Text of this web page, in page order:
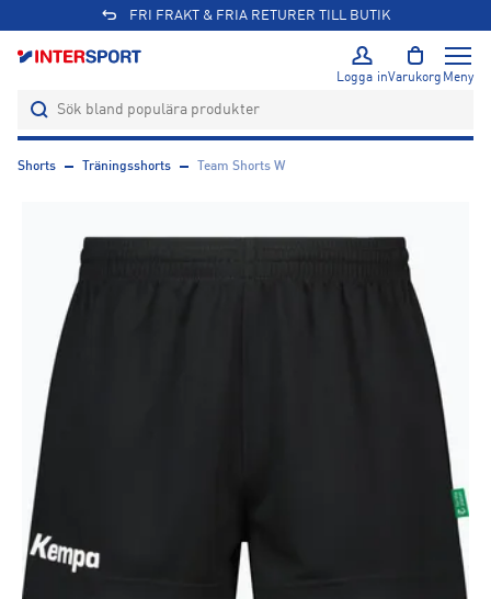
FRI FRAKT & FRIA RETURER TILL BUTIK
Logga inVarukorg Meny
Shorts Träningsshorts Team Shorts W